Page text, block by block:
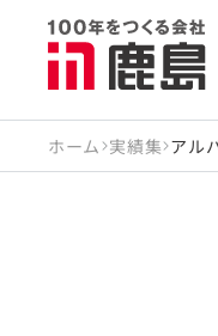
ホーム 実績集 アル